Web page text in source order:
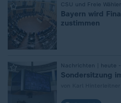
CSU und Freie
Bayern wird
zustimmen
Nachrichten | heute
Sondersitzung